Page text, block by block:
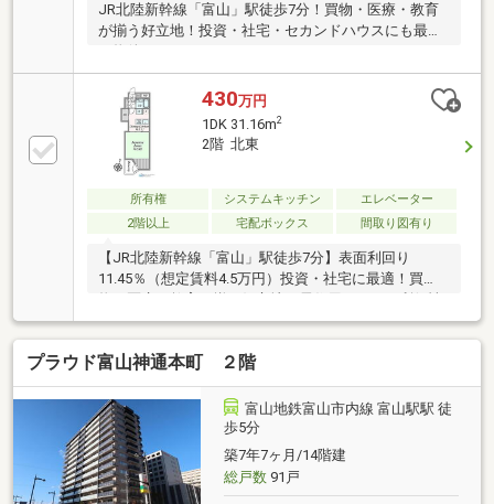
JR北陸新幹線「富山」駅徒歩7分！買物・医療・教育
が揃う好立地！投資・社宅・セカンドハウスにも最適
430万円
1DK 31.16m2
2階 北東
所有権 システムキッチン
エレベーター
2階以上
宅配ボックス 間取り図有り
【JR北陸新幹線「富山」駅徒歩7分】表面利回り
11.45％（想定賃料4.5万円）投資・社宅に最適！買
◎！
プラウド富山神通本町 ２階
富山地鉄富山市内線 富山駅駅 徒
歩5分
築7年7ヶ月/14階建
総戸数91戸